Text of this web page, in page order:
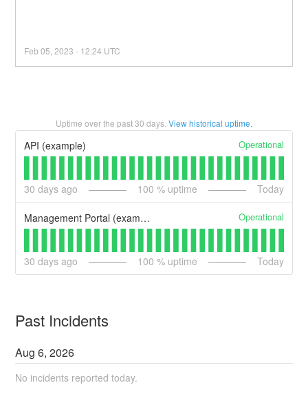
Feb05 ,2023 - 12:24 UTC
Uptime over the past30 days. View historical uptime.
API (example) Operational
30 days ago 100 % uptime Today
Management Portal (example) Operational
30 days ago 100 % uptime Today
Past Incidents
Aug6,2026
No incidents reported today.